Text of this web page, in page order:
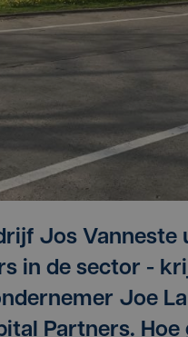
Jos Vanneste
in de sector -
Joe
Partners.